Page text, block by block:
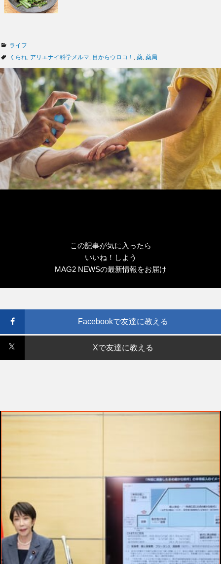
カ
テ
リ
ー
ライフ
タ
くられ アリエナイ科学メルマ 目からウロコ！ 薬 薬局
この記事が気に入ったら
いいね！しよう
MAG2 NEWSの最新情報をお届け
Facebookで友達に教える
Xで友達に教える